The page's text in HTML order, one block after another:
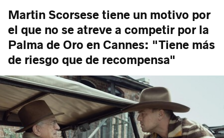
Martin Scorsese tiene un motivo por
el que no se atreve a competir por la
Palma de Oro en Cannes: "Tiene más
de riesgo que de recompensa"